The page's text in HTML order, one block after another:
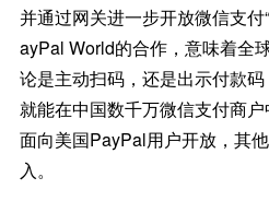
并通过网关进一步开放微信支付
ayPal World的合作，意味着全
论是主动扫码，还是出示付款
就能在中国数千万微信支付商
面向美国PayPal用户开放，其
入。